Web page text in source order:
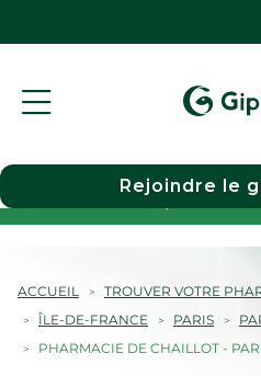
Choisir une pharmacie
Rejoindre le
ACCUEIL
TROUVER VOTRE
ÎLE-DE-FRANCE
PARIS
PHARMACIE DE CHAILLOT -